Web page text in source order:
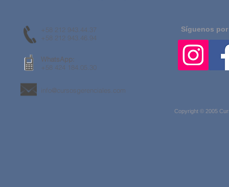
+58 212 943.44.37
+58 212 943.46.94
WhatsApp:
+58 424 184.05.30
info@cursosgerenciales.com
Síguenos
Copyright © 2005